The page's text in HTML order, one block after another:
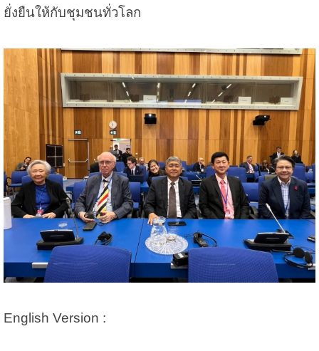
ยั่งยืนให้กับชุมชนทั่วโลก
English Version :